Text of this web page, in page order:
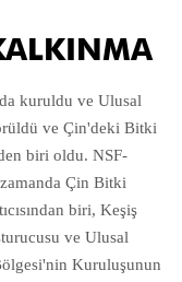
kuruldu ve Ulusal
ve Çin'deki Bitki
biri oldu. NSF-
Çin Bitki
biri, Keşiş
ve Ulusal
Kuruluşunun